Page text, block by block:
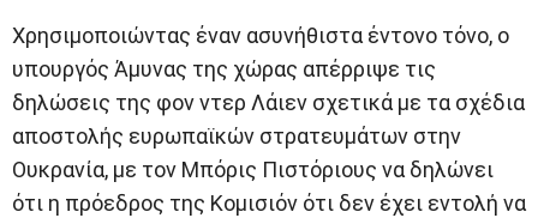
Χρησιμοποιώντας έναν ασυνήθιστα έντονο τόνο, ο
υπουργός Άμυνας της χώρας απέρριψε τις
δηλώσεις της φον ντερ Λάιεν σχετικά με τα σχέδια
αποστολής ευρωπαϊκών στρατευμάτων στην
Ουκρανία, με τον Μπόρις Πιστόριους να δηλώνει
ότι η πρόεδρος της Κομισιόν ότι δεν έχει εντολή να